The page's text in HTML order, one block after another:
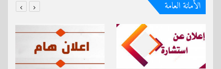
الأمانة العامة